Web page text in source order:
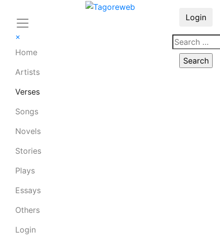
×
Home
Artists
Verses
Songs
Novels
Stories
Plays
Essays
Others
Login
Login